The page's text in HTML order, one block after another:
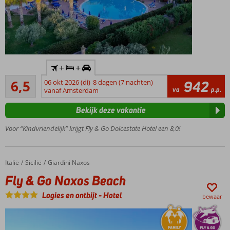
Op ca.
250
meter
het
strand
Een
zwembaden
6,5
Ruim voldoende
4
beoordelingen
+ +
06 okt 2026 (di) 8 dagen (7 nachten)
vanaf Amsterdam
va 942 p.p.
Voor “Kindvriendelijk” krijgt Fly & Go Dolcestate Hotel een 8,0!
Bekijk deze vakantie
Home
Italië Sicilië Giardini Naxos
Fly & Go Naxos Beach
Fly & Go Naxos Beach
Logies en ontbijt-Hotel bewaar